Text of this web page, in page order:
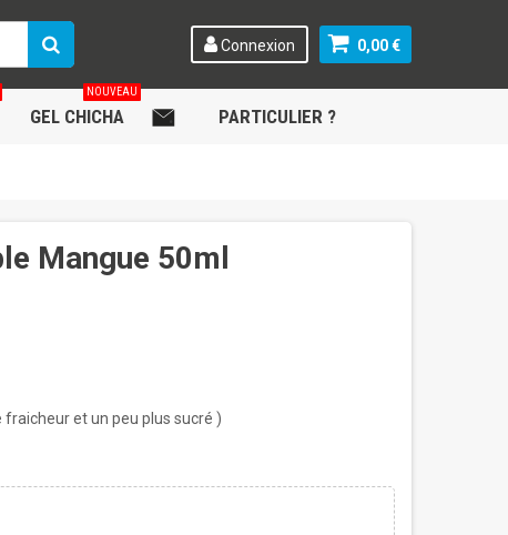
0,00 €
Connexion
GEL CHICHA
NOUVEAU
. PARTICULIER ?
Mangue 50ml
fraicheur et un peu plus sucré )